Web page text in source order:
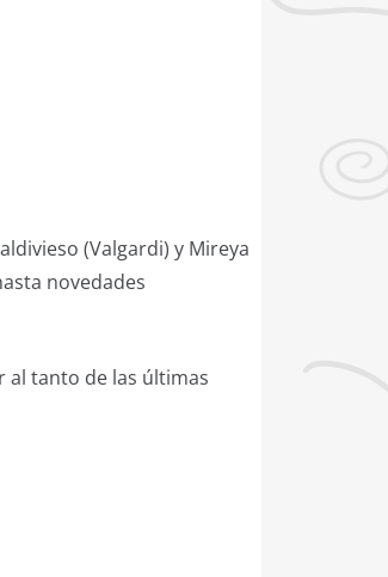
(Valgardi) y Mireya
novedades
al tanto de las últimas